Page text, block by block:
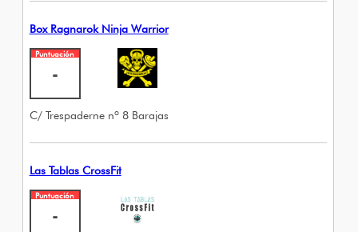
Box Ragnarok Ninja Warrior
Puntuación
-
C/ Trespaderne nº 8 Barajas
Las Tablas CrossFit
Puntuación
-